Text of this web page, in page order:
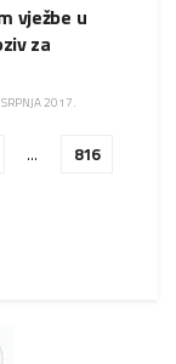
vježbe u
za
2017.
… 816